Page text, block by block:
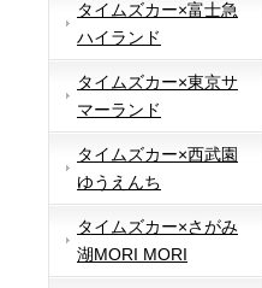
タイムズカー×富士急
ハイランド
タイムズカー×東京サ
マーランド
タイムズカー×西武園
ゆうえんち
タイムズカー×さがみ
湖MORI MORI